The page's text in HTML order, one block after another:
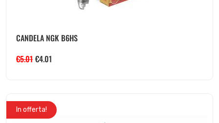
CANDELA NGK B6HS
€5.01 €4.01
In offerta!